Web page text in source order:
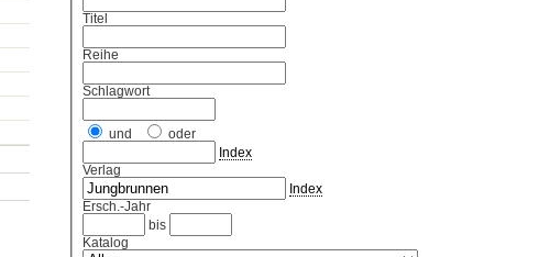
Titel
Reihe
Schlagwort
und
oder
Index
Verlag
Index
Ersch.-Jahr
bis
Katalog